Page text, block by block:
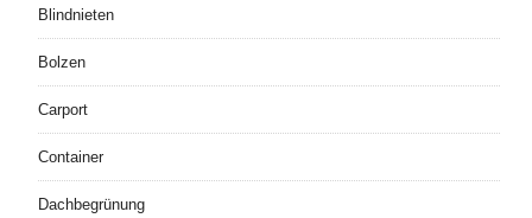
Blindnieten
Bolzen
Carport
Container
Dachbegrünung